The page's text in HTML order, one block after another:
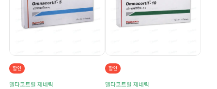
할인
델타코트릴 제네릭
할인
델타코트릴 제네릭